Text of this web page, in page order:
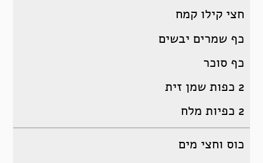
חצי קילו קמח
כף שמרים יבשים
כף סוכר
2 כפות שמן זית
2 כפיות מלח
כוס וחצי מים